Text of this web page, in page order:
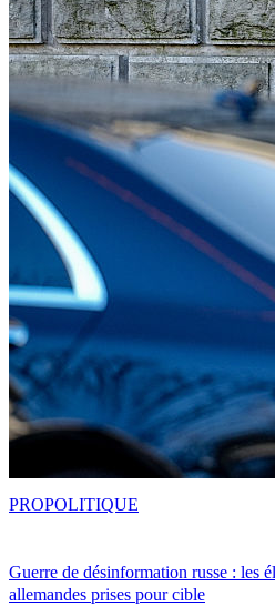
Guerre de désinformation russe : les
allemandes prises pour cible
PROPOLITIQUE